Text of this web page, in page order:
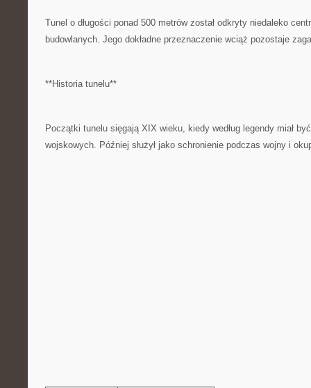
Tunel⁢ o długości ponad 500 metrów został odkryty niedaleko
budowlanych.⁤ Jego dokładne przeznaczenie wciąż pozostaje
**Historia tunelu**
Początki ⁤tunelu sięgają XIX‌ wieku, kiedy według legendy ⁣miał
wojskowych. Później służył jako schronienie podczas wojny ‍i